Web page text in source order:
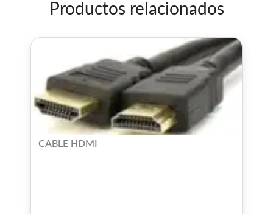
Productos relacionados
CABLE HDMI